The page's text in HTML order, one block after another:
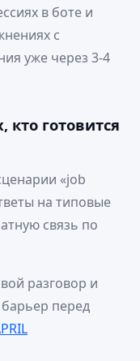
в боте и
с
уже через 3‑4
кто готовится
«job
на типовые
связь по
разговор и
перед